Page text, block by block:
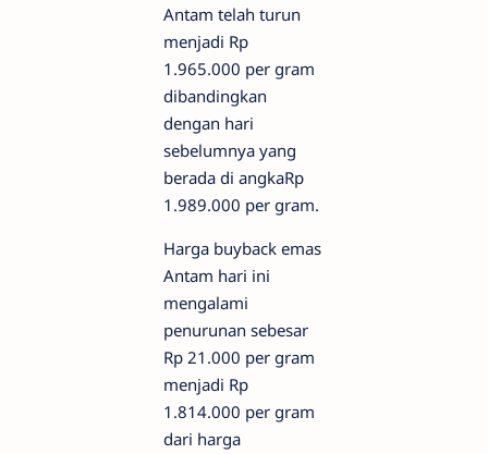
Antam telah turun
menjadi Rp
1.965.000 per gram
dibandingkan
dengan hari
sebelumnya yang
berada di angkaRp
1.989.000 per gram.
Harga buyback emas
Antam hari ini
mengalami
penurunan sebesar
Rp 21.000 per gram
menjadi Rp
1.814.000 per gram
dari harga